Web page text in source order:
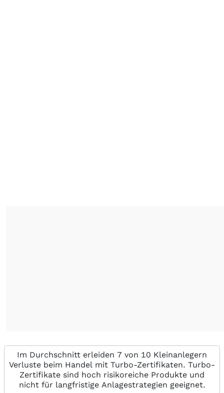
Im Durchschnitt erleiden 7 von 10 Kleinanlegern
Verluste beim Handel mit Turbo-Zertifikaten. Turbo-
Zertifikate sind hoch risikoreiche Produkte und
nicht für langfristige Anlagestrategien geeignet.